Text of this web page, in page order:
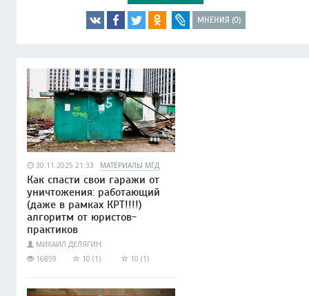
МНЕНИЯ (0)
30.11.2025 21:33 МАТЕРИАЛЫ МГД
Как спасти свои гаражи от
уничтожения: работающий
(даже в рамках КРТ!!!!)
алгоритм от юристов-
практиков
МИХАИЛ ДЕЛЯГИН
16859
10 (1) 10 (1)